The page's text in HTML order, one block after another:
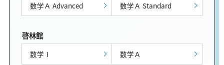
数学Ａ Advanced
数学Ａ Standard
啓林館
数学Ⅰ 数学Ａ